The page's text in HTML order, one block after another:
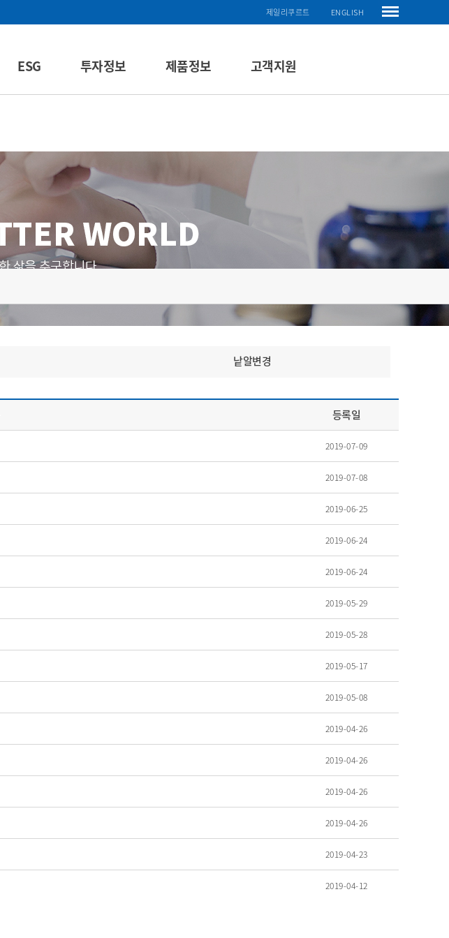
제일리쿠르트 ENGLISH
ESG 투자정보 제품정보 고객지원
낱알변경
등록일
2019-07-09
2019-07-08
2019-06-25
2019-06-24
2019-06-24
2019-05-29
2019-05-28
2019-05-17
2019-05-08
2019-04-26
2019-04-26
2019-04-26
2019-04-26
2019-04-23
2019-04-12